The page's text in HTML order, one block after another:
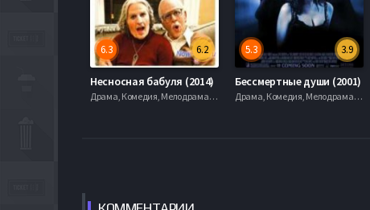
6.2
6.3
Несносная бабуля (2014)
Драма, Комедия, Мелодрама, 2001
3.9
5.3
Бессмертные души (2001)
Драма, Комедия, Мелодрама, 2001